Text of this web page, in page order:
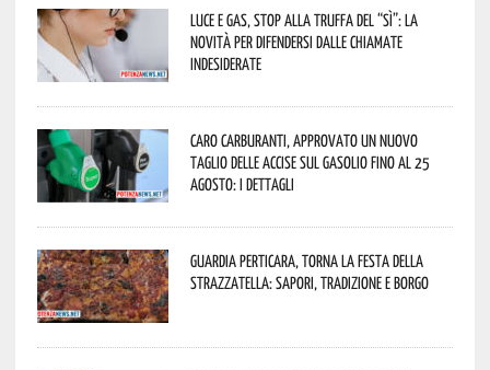
Luce e gas, stop alla truffa del “Sì”: la
novità per difendersi dalle chiamate
indesiderate
Caro carburanti, approvato un nuovo
taglio delle accise sul gasolio fino al 25
agosto: i dettagli
Guardia Perticara, torna la Festa della
Strazzatella: sapori, tradizione e borgo